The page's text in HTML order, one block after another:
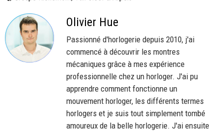
Olivier Hue
Passionné d'horlogerie depuis 2010, j'ai
commencé à découvrir les montres
mécaniques grâce à mes expérience
professionnelle chez un horloger. J'ai pu
apprendre comment fonctionne un
mouvement horloger, les différents termes
horlogers et je suis tout simplement tombé
amoureux de la belle horlogerie. J'ai ensuite